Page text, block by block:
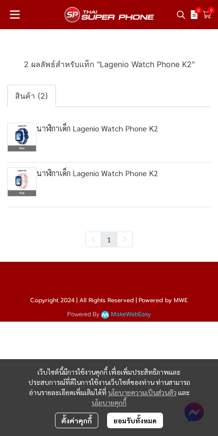
0 0
2 ผลลัพธ์สำหรับแท็ก "Lagenio Watch Phone K2"
สินค้า (2)
นาฬิกาเด็ก Lagenio Watch Phone K2
นาฬิกาเด็ก Lagenio Watch Phone K2
1
เว็บไซต์นี้มีการใช้งานคุกกี้ เพื่อเพิ่มประสิทธิภาพและ
ประสบการณ์ที่ดีในการใช้งานเว็บไซต์ของท่าน ท่านสามารถ
อ่านรายละเอียดเพิ่มเติมได้ที่ นโยบายความเป็นส่วนตัว และ
นโยบายคุกกี้
ตั้งค่าคุกกี้ ยอมรับทั้งหมด
Copyright 2024 | All Rights Reserved | Powered by MWE
Powered By MakeWebEasy